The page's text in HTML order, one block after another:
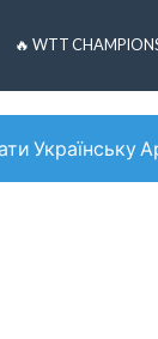
🔥 WTT
Українську